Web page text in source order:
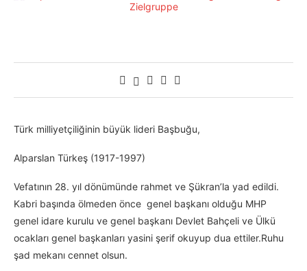
Türk milliyetçiliğinin büyük lideri Başbuğu,
Alparslan Türkeş (1917-1997)
Vefatının 28. yıl dönümünde rahmet ve Şükran’la yad edildi.
Kabri başında ölmeden önce genel başkanı olduğu MHP
genel idare kurulu ve genel başkanı Devlet Bahçeli ve Ülkü
ocakları genel başkanları yasini şerif okuyup dua ettiler.Ruhu
şad mekanı cennet olsun.